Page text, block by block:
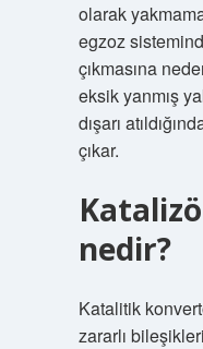
olarak
egzoz
çıkmasına
eksik yanmış
dışarı
çıkar.
nedir?
Katalitik
zararlı